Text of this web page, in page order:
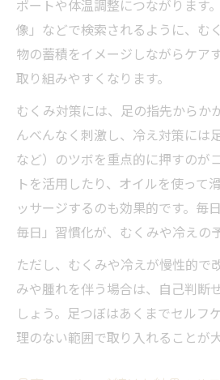
ポートや体温調整につながります
像」などで検索されるように、む
物の蓄積をイメージしながらケア
取り組みやすくなります。
むくみ対策には、足の指先からか
んべんなく刺激し、冷え対策には
など）のツボを重点的に押すのが
トを活用したり、オイルを使って
ッサージするのも効果的です。毎
毎日」習慣化が、むくみや冷えの
ただし、むくみや冷えが慢性的で
みや腫れを伴う場合は、自己判断
しょう。足つぼはあくまでセルフ
理のない範囲で取り入れることが大